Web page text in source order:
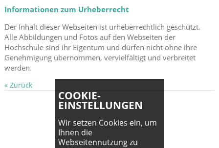
Informationen zum Urheberrecht
Der Inhalt dieser Webseiten ist urheberrechtlich geschützt.
Alle Abbildungen und Fotos auf den Webseiten der
Hochschule sind ihr Eigentum und dürfen nicht ohne ihre
Genehmigung übernommen, vervielfältigt und verbreitet
werden.
« Zurück
COOKIE-
EINSTELLUNGEN
Wir setzen Cookies ein, um
Ihnen die
Webseitennutzung zu